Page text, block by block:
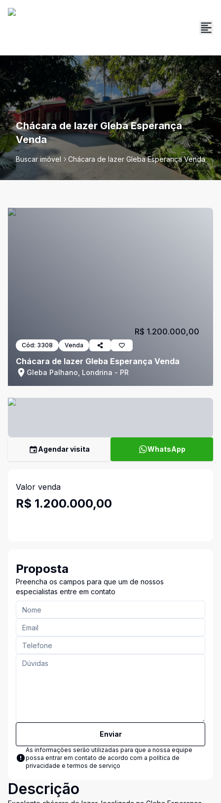
Chácara de lazer Gleba Esperança
Venda
Buscar imóvel Chácara de lazer Gleba Esperança Venda
Cód: 3308 Venda
Chácara de lazer Gleba Esperança Venda
Gleba Palhano, Londrina - PR
R$ 1.200.000,00
Agendar visita WhatsApp
Valor venda
R$ 1.200.000,00
Proposta
Preencha os campos para que um de nossos
especialistas entre em contato
Enviar
As informações serão utilizadas para que a nossa equipe
possa entrar em contato de acordo com a política de
privacidade e termos de serviço
Descrição